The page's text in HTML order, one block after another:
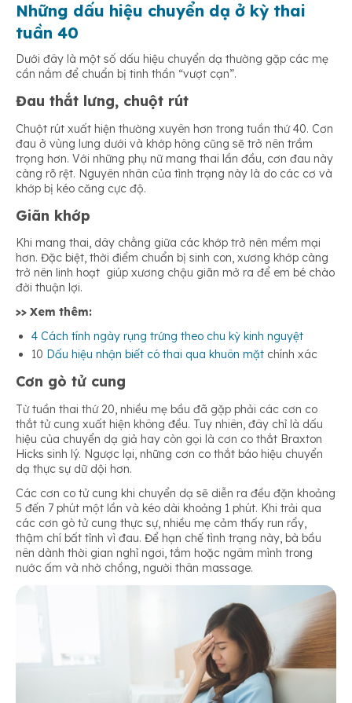
Những dấu hiệu chuyển dạ ở kỳ thai
tuần 40
Dưới đây là một số dấu hiệu chuyển dạ thường gặp các mẹ
cần nắm để chuẩn bị tinh thần “vượt cạn”.
Đau thắt lưng, chuột rút
Chuột rút xuất hiện thường xuyên hơn trong tuần thứ 40. Cơn
đau ở vùng lưng dưới và khớp hông cũng sẽ trở nên trầm
trọng hơn. Với những phụ nữ mang thai lần đầu, cơn đau này
càng rõ rệt. Nguyên nhân của tình trạng này là do các cơ và
khớp bị kéo căng cực độ.
Giãn khớp
Khi mang thai, dây chằng giữa các khớp trở nên mềm mại
hơn. Đặc biệt, thời điểm chuẩn bị sinh con, xương khớp càng
trở nên linh hoạt giúp xương chậu giãn mở ra để em bé chào
đời thuận lợi.
>> Xem thêm:
4 Cách tính ngày rụng trứng theo chu kỳ kinh nguyệt
10 Dấu hiệu nhận biết có thai qua khuôn mặt chính xác
Cơn gò tử cung
Từ tuần thai thứ 20, nhiều mẹ bầu đã gặp phải các cơn co
thắt tử cung xuất hiện không đều. Tuy nhiên, đây chỉ là dấu
hiệu của chuyển dạ giả hay còn gọi là cơn co thắt Braxton
Hicks sinh lý. Ngược lại, những cơn co thắt báo hiệu chuyển
dạ thực sự dữ dội hơn.
Các cơn co tử cung khi chuyển dạ sẽ diễn ra đều đặn khoảng
5 đến 7 phút một lần và kéo dài khoảng 1 phút. Khi trải qua
các cơn gò tử cung thực sự, nhiều mẹ cảm thấy run rẩy,
thậm chí bất tỉnh vì đau. Để hạn chế tình trạng này, bà bầu
nên dành thời gian nghỉ ngơi, tắm hoặc ngâm mình trong
nước ấm và nhờ chồng, người thân massage.